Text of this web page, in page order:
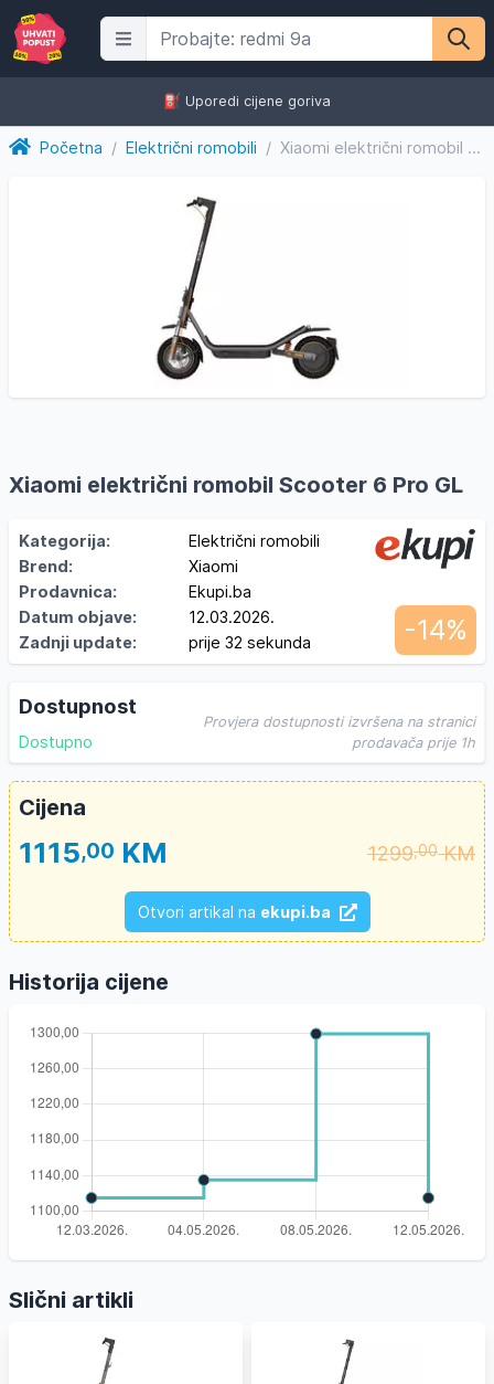
⛽️ Uporedi cijene goriva
Početna / Električni romobili / Xiaomi električni romobil Scooter 6 Pro GL
Xiaomi električni romobil Scooter 6 Pro GL
Kategorija:
Električni romobili
Brend:
Xiaomi
Prodavnica:
Ekupi.ba
Datum objave:
12.03.2026.
Zadnji update:
prije 32 sekunda -14%
Dostupnost
Dostupno
Provjera dostupnosti izvršena na stranici
prodavača prije 1h
Cijena
1115,00 KM 1299,00KM
Otvori artikal na ekupi.ba
Historija cijene
Slični artikli